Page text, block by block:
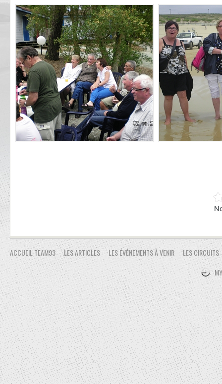
ACCUEIL TEAM93 LES ARTICLES LES ÉVÉNEMENTS À VENIR
LES CIRCUITS